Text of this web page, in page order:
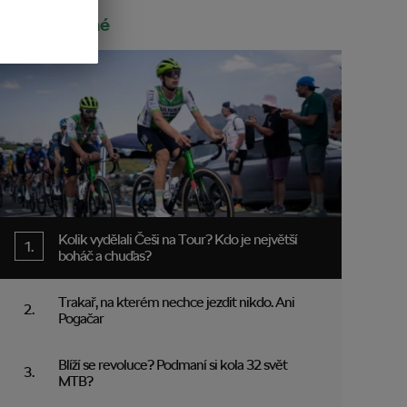
Doporučené
Kolik vydělali Češi na Tour? Kdo je největší
boháč a chuďas?
Trakař, na kterém nechce jezdit nikdo. Ani
Pogačar
Blíží se revoluce? Podmaní si kola 32 svět
MTB?